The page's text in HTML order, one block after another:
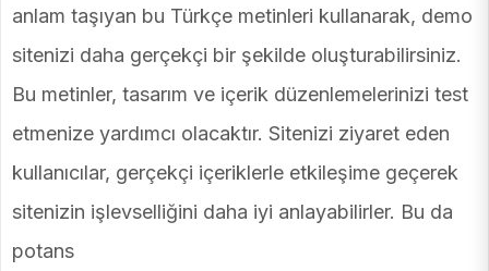
anlam taşıyan bu Türkçe metinleri kullanarak, demo
sitenizi daha gerçekçi bir şekilde oluşturabilirsiniz.
Bu metinler, tasarım ve içerik düzenlemelerinizi test
etmenize yardımcı olacaktır. Sitenizi ziyaret eden
kullanıcılar, gerçekçi içeriklerle etkileşime geçerek
sitenizin işlevselliğini daha iyi anlayabilirler. Bu da
potans